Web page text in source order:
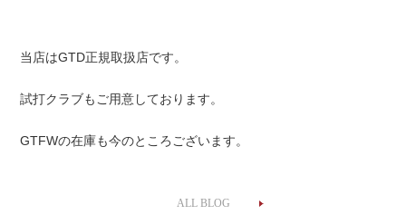
当店はGTD正規取扱店です。
試打クラブもご用意しております。
GTFWの在庫も今のところございます。
ALL BLOG